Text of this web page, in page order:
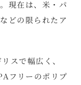
現在は、米・パ
どの限られたア
スで幅広く、
フリーのポリプ